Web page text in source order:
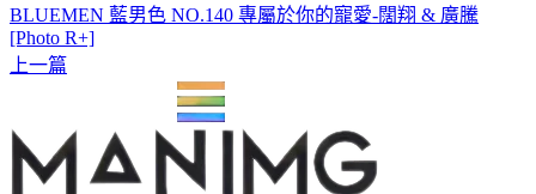
BLUEMEN 藍男色 NO.140 專屬於你的寵愛-闊翔 & 廣騰
[Photo R+]
上一篇